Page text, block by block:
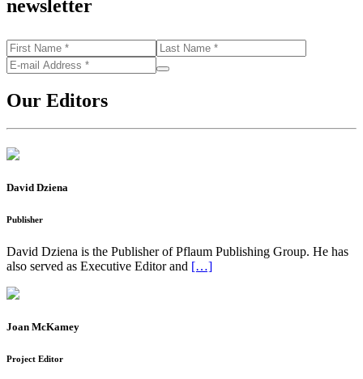
newsletter
Our Editors
David Dziena
Publisher
David Dziena is the Publisher of Pflaum Publishing Group. He has
also served as Executive Editor and […]
Joan McKamey
Project Editor